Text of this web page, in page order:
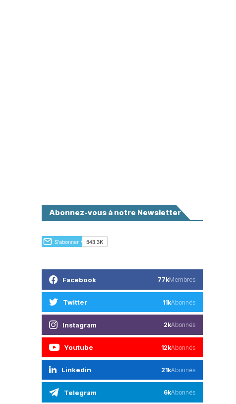
Abonnez-vous à notre Newsletter
Facebook 77kMembres
Twitter 11kAbonnés
Instagram 2kAbonnés
Youtube 12kAbonnés
Linkedin 21kAbonnés
Telegram 6kAbonnés